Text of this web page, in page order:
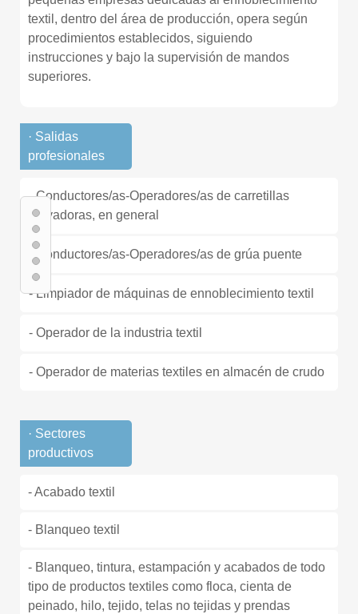
textil, dentro del área de producción, opera según
procedimientos establecidos, siguiendo
instrucciones y bajo la supervisión de mandos
superiores.
· Salidas
profesionales
- Conductores/as-Operadores/as de carretillas
elevadoras, en general
- Conductores/as-Operadores/as de grúa puente
- Limpiador de máquinas de ennoblecimiento textil
- Operador de la industria textil
- Operador de materias textiles en almacén de crudo
· Sectores
productivos
- Acabado textil
- Blanqueo textil
- Blanqueo, tintura, estampación y acabados de todo
tipo de productos textiles como floca, cienta de
peinado, hilo, tejido, telas no tejidas y prendas